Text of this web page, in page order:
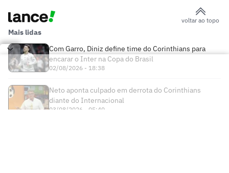
voltar ao topo
Mais lidas
Com Garro, Diniz define time do Corinthians para
encarar o Inter na Copa do Brasil
02/08/2026 - 18:38
Neto aponta culpado em derrota do Corinthians
diante do Internacional
03/08/2026 - 05:40